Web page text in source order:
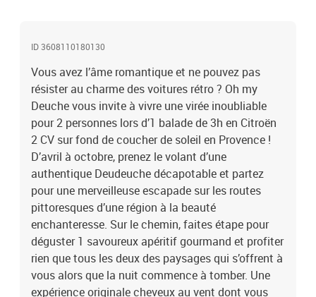
ID 3608110180130
Vous avez l’âme romantique et ne pouvez pas
résister au charme des voitures rétro ? Oh my
Deuche vous invite à vivre une virée inoubliable
pour 2 personnes lors d’1 balade de 3h en Citroën
2 CV sur fond de coucher de soleil en Provence !
D’avril à octobre, prenez le volant d’une
authentique Deudeuche décapotable et partez
pour une merveilleuse escapade sur les routes
pittoresques d’une région à la beauté
enchanteresse. Sur le chemin, faites étape pour
déguster 1 savoureux apéritif gourmand et profiter
rien que tous les deux des paysages qui s’offrent à
vous alors que la nuit commence à tomber. Une
expérience originale cheveux au vent dont vous